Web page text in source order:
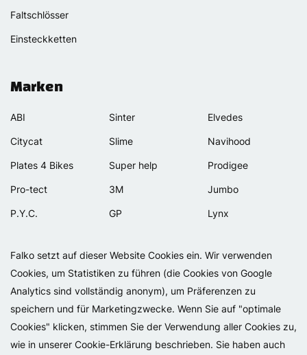
Falko setzt auf dieser Website Cookies ein. Wir verwenden
Cookies, um Statistiken zu führen (die Cookies von Google
Analytics sind vollständig anonym), um Präferenzen zu
speichern und für Marketingzwecke. Wenn Sie auf "optimale
Cookies" klicken, stimmen Sie der Verwendung aller Cookies zu,
wie in unserer Cookie-Erklärung beschrieben. Sie haben auch
Faltschlösser
Einsteckketten
Marken
ABI
Citycat
Plates 4 Bikes
Pro-tect
P.Y.C.
Selle Orient
Simpla
Sinter
Slime
Super help
3M
GP
Bellelli
Lamicall
Elvedes
Navihood
Prodigee
Jumbo
Lynx
Motip